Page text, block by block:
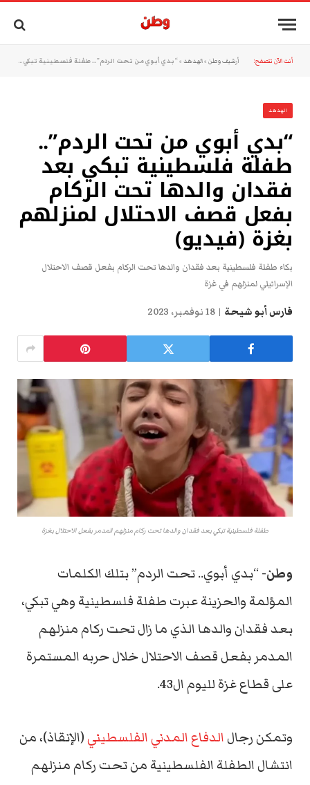
أنت الآن تتصفح: أرشيف وطن »الهدهد »“بدي أبوي من تحت الردم”.. طفلة فلسطينية تبكي بعد فقدان والدها تحت الركام بفعل قصف الاحتلال لمنزلهم بغزة (فيديو)
الهدهد
“بدي أبوي من تحت الردم”..
طفلة فلسطينية تبكي بعد
فقدان والدها تحت الركام
بفعل قصف الاحتلال لمنزلهم
بغزة (فيديو)
بكاء طفلة فلسطينية بعد فقدان والدها تحت الركام بفعل قصف الاحتلال
الإسرائيلي لمنزلهم في غزة
فارس أبو شيحة 18 نوفمبر، 2023
طفلة فلسطينية تبكي بعد فقدان والدها تحت ركام منزلهم المدمر بفعل الاحتلال بغزة
وطن-“بدي أبوي.. تحت الردم” بتلك الكلمات
المؤلمة والحزينة عبرت طفلة فلسطينية وهي تبكي،
بعد فقدان والدها الذي ما زال تحت ركام منزلهم
المدمر بفعل قصف الاحتلال خلال حربه المستمرة
على قطاع غزة لليوم ال43.
وتمكن رجالالدفاع المدني الفلسطيني(الإنقاذ)، من
انتشال الطفلة الفلسطينية من تحت ركام منزلهم